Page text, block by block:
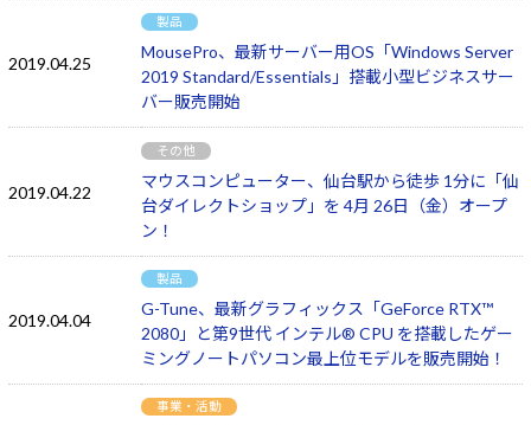
2019.04.25
製品
MousePro、最新サーバー用OS「Windows Server
2019 Standard/Essentials」搭載小型ビジネスサー
バー販売開始
2019.04.22
その他
マウスコンピューター、仙台駅から徒歩 1分に「仙
台ダイレクトショップ」を 4月 26日（金）オープ
ン！
2019.04.04
製品
G-Tune、最新グラフィックス「GeForce RTX™
2080」と第9世代 インテル® CPU を搭載したゲー
ミングノートパソコン最上位モデルを販売開始！
事業・活動